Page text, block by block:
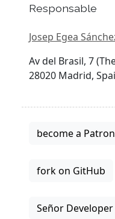
Responsable
Josep Egea
Av del Brasil, 7
28020 Madrid,
become a Patron
fork on GitHub
Señor Developer